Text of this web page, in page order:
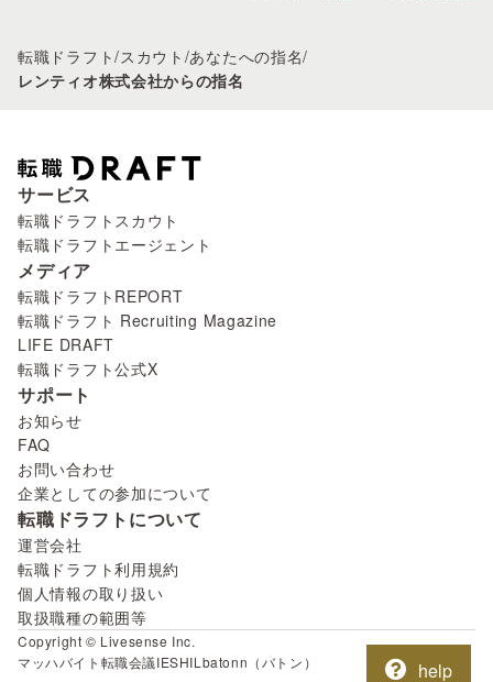
転職ドラフト/スカウト /あなたへの指名/
レンティオ株式会社からの指名
サービス
転職ドラフトスカウト
転職ドラフトエージェント
メディア
転職ドラフトREPORT
転職ドラフト Recruiting Magazine
LIFE DRAFT
転職ドラフト公式X
サポート
お知らせ
FAQ
お問い合わせ
企業としての参加について
転職ドラフトについて
運営会社
転職ドラフト利用規約
個人情報の取り扱い
取扱職種の範囲等
Copyright © Livesense Inc.
マッハバイト 転職会議IESHIL batonn（バトン） help